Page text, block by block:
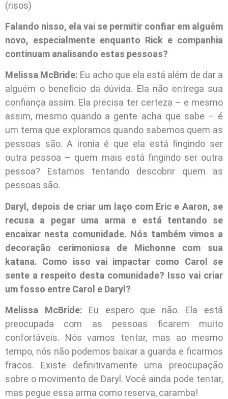
(risos)
Falando nisso, ela vai se permitir confiar em alguém
novo, especialmente enquanto Rick e companhia
continuam analisando estas pessoas?
Melissa McBride: Eu acho que ela está além de dar a
alguém o beneficio da dúvida. Ela não entrega sua
confiança assim. Ela precisa ter certeza – e mesmo
assim, mesmo quando a gente acha que sabe – é
um tema que exploramos quando sabemos quem as
pessoas são. A ironia é que ela está fingindo ser
outra pessoa – quem mais está fingindo ser outra
pessoa? Estamos tentando descobrir quem as
pessoas são.
Daryl, depois de criar um laço com Eric e Aaron, se
recusa a pegar uma arma e está tentando se
encaixar nesta comunidade. Nós também vimos a
decoração cerimoniosa de Michonne com sua
katana. Como isso vai impactar como Carol se
sente a respeito desta comunidade? Isso vai criar
um fosso entre Carol e Daryl?
Melissa McBride: Eu espero que não. Ela está
preocupada com as pessoas ficarem muito
confortáveis. Nós vamos tentar, mas ao mesmo
tempo, nós não podemos baixar a guarda e ficarmos
fracos. Existe definitivamente uma preocupação
sobre o movimento de Daryl. Você ainda pode tentar,
mas pegue essa arma como reserva, caramba!